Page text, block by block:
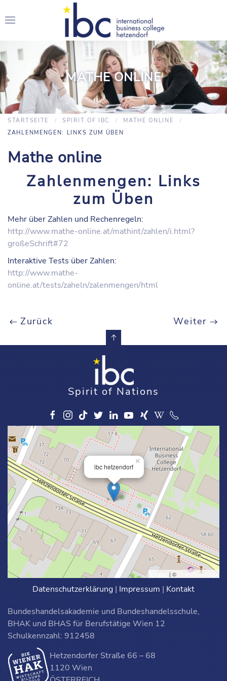
MATHE ONLINE
STARTSEITE SPIRIT OF IBC
MATHE ONLINE
ZAHLENMENGEN: LINKS ZUM ÜBEN
Mathe online
Zahlenmengen: Links
zum Üben
Mehr über Zahlen und Rechenregeln:
http://www.mathe-online.at/mathint/zahlen/i.html?
großeSchrift#72
Interaktive Tests über Zahlen:
http://www.mathe-
online.at/tests/zaheln/zalenmengen/html
Zurück Weiter
Spirit of Nations
ibc hetzendorf
×
Leaflet | © OpenStreetMap
Datenschutzerklärung | Impressum | Kontakt
Bundeshandelsakademie und Bundeshandelsschule,
BHAK und BHAS für Berufstätige Wien 12
Schulkennzahl: 912458
Hetzendorfer Straße 66 – 68
1120 Wien